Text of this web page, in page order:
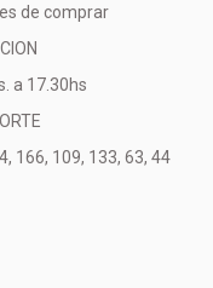
de comprar
a 17.30hs
166, 109, 133, 63, 44